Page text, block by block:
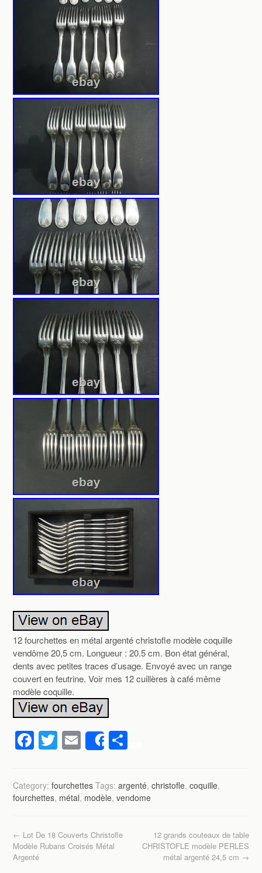
12 fourchettes en métal argenté christofle modèle coquille
vendôme 20,5 cm. Longueur : 20.5 cm. Bon état général,
dents avec petites traces d’usage. Envoyé avec un range
couvert en feutrine. Voir mes 12 cuillères à café même
modèle coquille.
F
c
e
o
o
T
tt
er
E
m
ail
Share
ta
g
Category:fourchettes Tags:argenté,christofle,coquille,
fourchettes, métal, modèle,vendome
Post navigation
← Lot De 18 Couverts Christofle
Modèle Rubans Croisés Métal
Argenté
12 grands couteaux de table
CHRISTOFLE modèle PERLES
métal argenté 24,5 cm →